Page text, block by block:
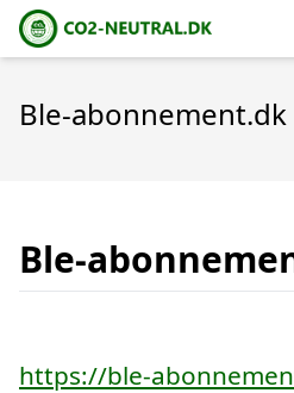
Ble-abonnement.dk
Ble-
https://ble-